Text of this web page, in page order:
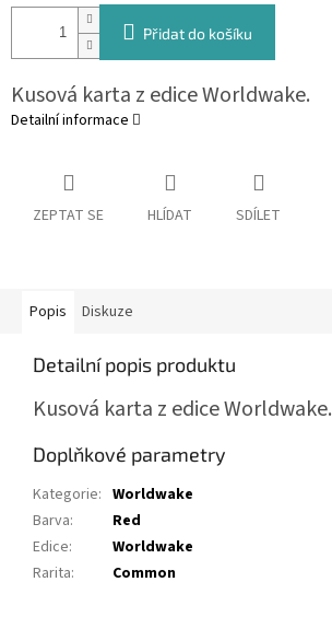
Přidat do košíku
Kusová karta z edice Worldwake.
Detailní informace
ZEPTAT SE HLÍDAT SDÍLET
Popis Diskuze
Detailní popis produktu
Kusová karta z edice Worldwake.
Doplňkové parametry
Kategorie: Worldwake
Barva:
Red
Edice:
Worldwake
Rarita: Common